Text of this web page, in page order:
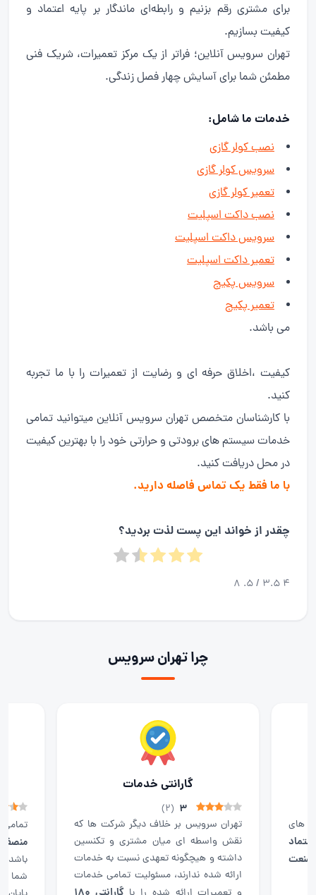
برای مشتری رقم بزنیم و رابطه‌ای ماندگار بر پایه اعتماد و
کیفیت بسازیم.
تهران سرویس آنلاین؛ فراتر از یک مرکز تعمیرات، شریک فنی
مطمئن شما برای آسایش چهار فصل زندگی.
خدمات ما شامل:
نصب کولر گازی
سرویس کولر گازی
تعمیر کولر گازی
نصب داکت اسپلیت
سرویس داکت اسپلیت
تعمیر داکت اسپلیت
سرویس پکیج
تعمیر پکیج
می باشد.
کیفیت ،اخلاق حرفه ای و رضایت از تعمیرات را با ما تجربه
کنید.
با کارشناسان متخصص تهران سرویس آنلاین میتوانید تمامی
خدمات سیستم های برودتی و حرارتی خود را با بهترین کیفیت
در محل دریافت کنید.
با ما فقط یک تماس فاصله دارید.
چقدر از خواند این پست لذت بردید؟
4
3.5
/ 5.
8
چرا تهران سرویس
های
صنعت
گارانتی خدمات
3
(
2
)
تهران سرویس بر خلاف دیگر شرکت ها که
نقش واسطه ای میان مشتری و تکنسین
داشته و هیچگونه تعهدی نسبت به خدمات
ارائه شده ندارند، مسئولیت تمامی خدمات
باشد.
شما